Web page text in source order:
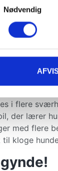
Nødvendig
Nina
– Spil og
– Perfekt til
– Fra
i flere
der lærer
med flere
til kloge